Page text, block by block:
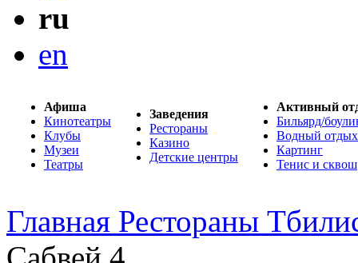
ru
en
Афиша
Кинотеатры
Клубы
Музеи
Театры
Заведения
Рестораны
Казино
Детские центры
Активный
Бильярд/
Водный отдых
Картинг
Тенис и сквош
Главная Рестораны